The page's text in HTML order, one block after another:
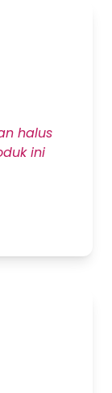
halus
ini